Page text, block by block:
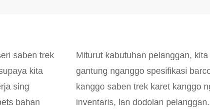
saben trek
kita
sing
bahan
Miturut kabutuhan pelanggan,
gantung nganggo spesifikasi
kanggo saben trek karet kanggo
inventaris, lan dodolan